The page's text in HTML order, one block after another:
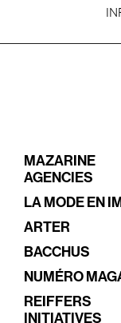
MAZARINE
AGENCIES
LA MODE EN
ARTER
BACCHUS
NUMÉRO
REIFFERS
INITIATIVES